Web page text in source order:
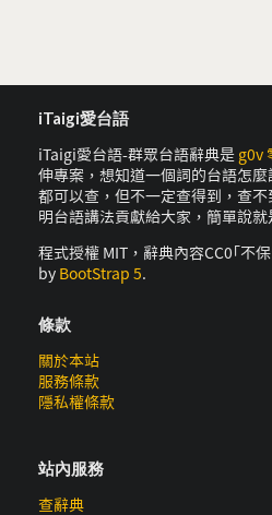
iTaigi愛台語
iTaigi愛台語-群眾台語辭典是 g0v
伸專案，想知道一個詞的台語怎
都可以查，但不一定查得到，查
明台語講法貢獻給大家，簡單說
程式授權 MIT，辭典內容CC0｢不
by BootStrap 5.
條款
關於本站
服務條款
隱私權條款
站內服務
查辭典